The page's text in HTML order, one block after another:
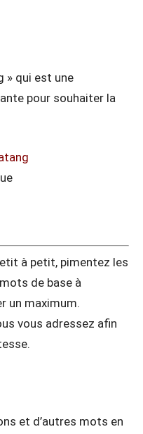
» qui est une
pour souhaiter la
à petit, pimentez les
de base à
un maximum.
vous adressez afin
et d’autres mots en